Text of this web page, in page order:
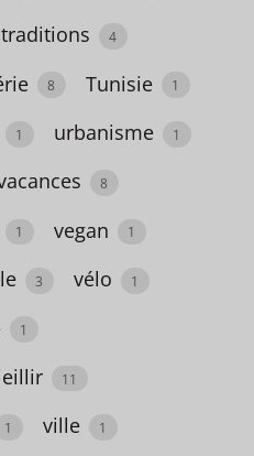
traditions 4
8 Tunisie 1
1 urbanisme 1
8
1 vegan 1
3 vélo 1
1
11
1 ville 1